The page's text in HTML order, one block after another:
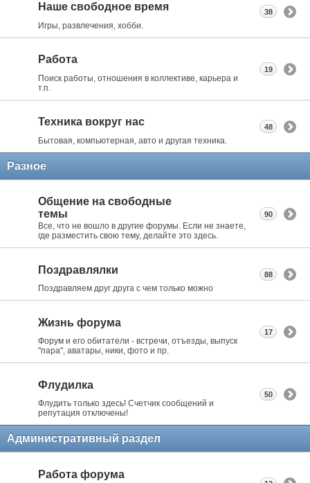
Наше свободное время
Игры, развлечения, хобби.
38
Работа
Поиск работы, отношения в коллективе, карьера и
т.п.
19
Техника вокруг нас
Бытовая, компьютерная, авто и другая техника.
48
Разное
Общение на свободные
темы
Все, что не вошло в другие форумы. Если не знаете,
где разместить свою тему, делайте это здесь.
90
Поздравлялки
Поздравляем друг друга с чем только можно
88
Жизнь форума
Форум и его обитатели - встречи, отъезды, выпуск
"пара", аватары, ники, фото и пр.
17
Флудилка
Флудить только здесь! Счетчик сообщений и
репутация отключены!
50
Административный раздел
Работа форума